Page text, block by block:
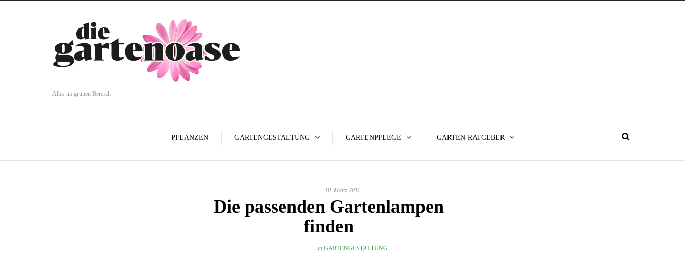
Alles im grünen Bereich
PFLANZEN GARTENGESTALTUNG GARTENPFLEGE GARTEN-RATGEBER
10. März 2011
Die passenden Gartenlampen
finden
in GARTENGESTALTUNG